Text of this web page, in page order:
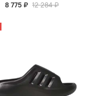
8 775 ₽ 12 284 ₽